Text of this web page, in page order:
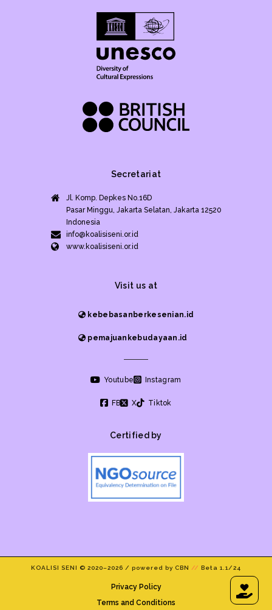
Secretariat
Jl. Komp. Depkes No.16D
Pasar Minggu, Jakarta Selatan, Jakarta 12520
Indonesia
info@koalisiseni.or.id
www.koalisiseni.or.id
Visit us at
kebebasanberkesenian.id
pemajuankebudayaan.id
Youtube Instagram
FB X Tiktok
Certified by
KOALISI SENI © 2020–2026 / powered by CBN // Beta 1.1/24
Privacy Policy
Terms and Conditions